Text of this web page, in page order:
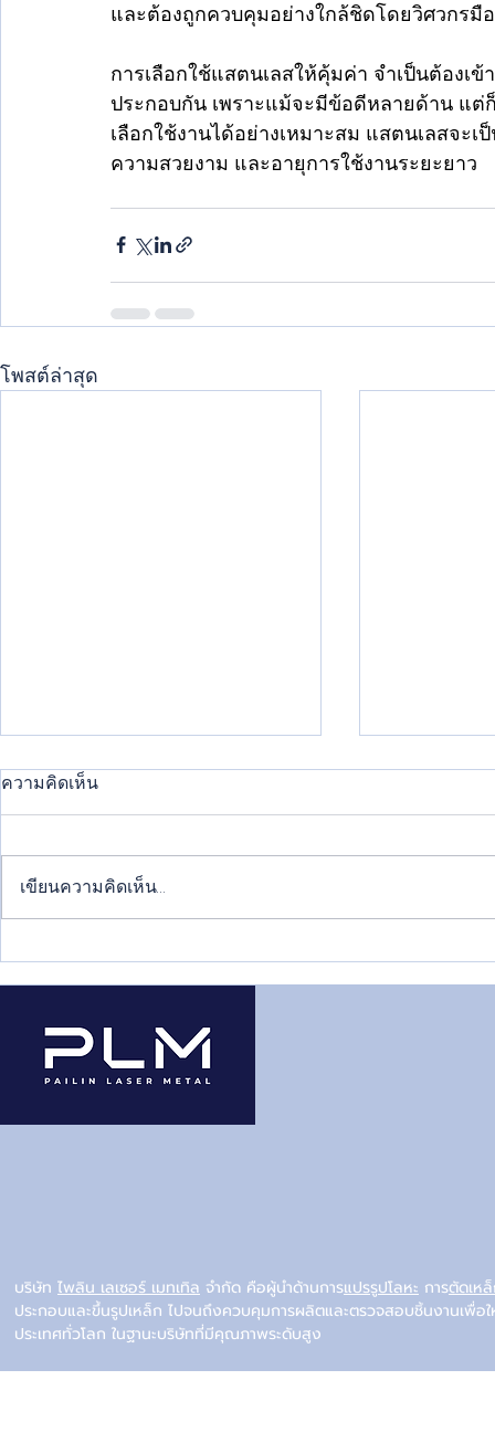
และต้องถูกควบคุมอย่างใกล้ชิดโดยวิศวกรมื
การเลือกใช้แสตนเลสให้คุ้มค่า จำเป็นต้องเ
ประกอบกัน เพราะแม้จะมีข้อดีหลายด้าน แ
เลือกใช้งานได้อย่างเหมาะสม แสตนเลสจะ
ความสวยงาม และอายุการใช้งานระยะยาว
โพสต์ล่าสุด
วิธีพ่นสีพาวเดอร์โค้ทที่ถูกต้อง
ทำให้สีติดทนยาวนาน
แนวเชื่อมเ
อะไรบ้าง แ
ความคิดเห็น
เขียนความคิดเห็น…
บริษัท ไพลิน เลเซอร์ เมทเทิล จำกัด คือผู้นำด้านการแปรรูปโลหะ การตัดเห
ประกอบและขึ้นรูปเหล็ก ไปจนถึงควบคุมการผลิตและตรวจสอบชิ้นงานเพื่
ประเทศทั่วโลก ในฐานะบริษัทที่มีคุณภาพระดับสูง